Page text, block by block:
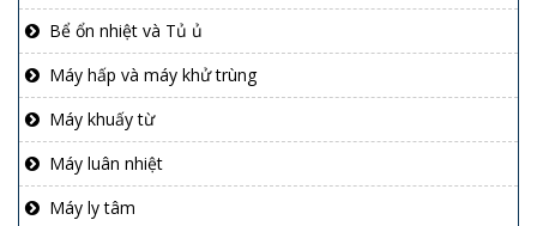
Bể ổn nhiệt và Tủ ủ
Máy hấp và máy khử trùng
Máy khuấy từ
Máy luân nhiệt
Máy ly tâm